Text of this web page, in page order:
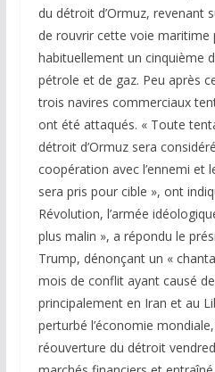
du détroit d’Ormuz, revenant
de rouvrir cette voie maritime
habituellement un cinquième
pétrole et de gaz. Peu après
trois navires commerciaux
ont été attaqués. « Toute
détroit d’Ormuz sera
coopération avec l’ennemi et
sera pris pour cible », ont
Révolution, l’armée
plus malin », a répondu le
Trump, dénonçant un «
mois de conflit ayant causé
principalement en Iran et au
perturbé l’économie
réouverture du détroit